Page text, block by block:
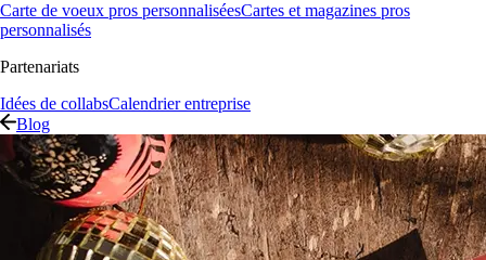
Carte de voeux pros personnaliséesCartes et magazines pros
personnalisés
Partenariats
Idées de collabsCalendrier entreprise
Blog